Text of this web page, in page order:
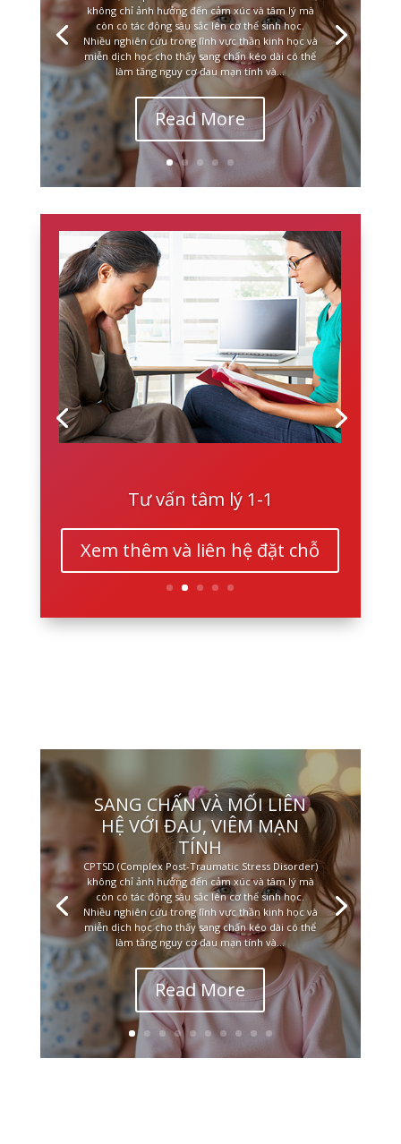
không chỉ ảnh hưởng đến cảm xúc và tâm lý mà
còn có tác động sâu sắc lên cơ thể sinh học.
Nhiều nghiên cứu trong lĩnh vực thần kinh học và
miễn dịch học cho thấy sang chấn kéo dài có thể
làm tăng nguy cơ đau mạn tính và...
Read More
Tư vấn tâm lý 1-1
Xem thêm và liên hệ đặt chỗ
SANG CHẤN VÀ MỐI LIÊN
HỆ VỚI ĐAU, VIÊM MẠN
TÍNH
CPTSD (Complex Post-Traumatic Stress Disorder)
không chỉ ảnh hưởng đến cảm xúc và tâm lý mà
còn có tác động sâu sắc lên cơ thể sinh học.
Nhiều nghiên cứu trong lĩnh vực thần kinh học và
miễn dịch học cho thấy sang chấn kéo dài có thể
làm tăng nguy cơ đau mạn tính và...
Read More